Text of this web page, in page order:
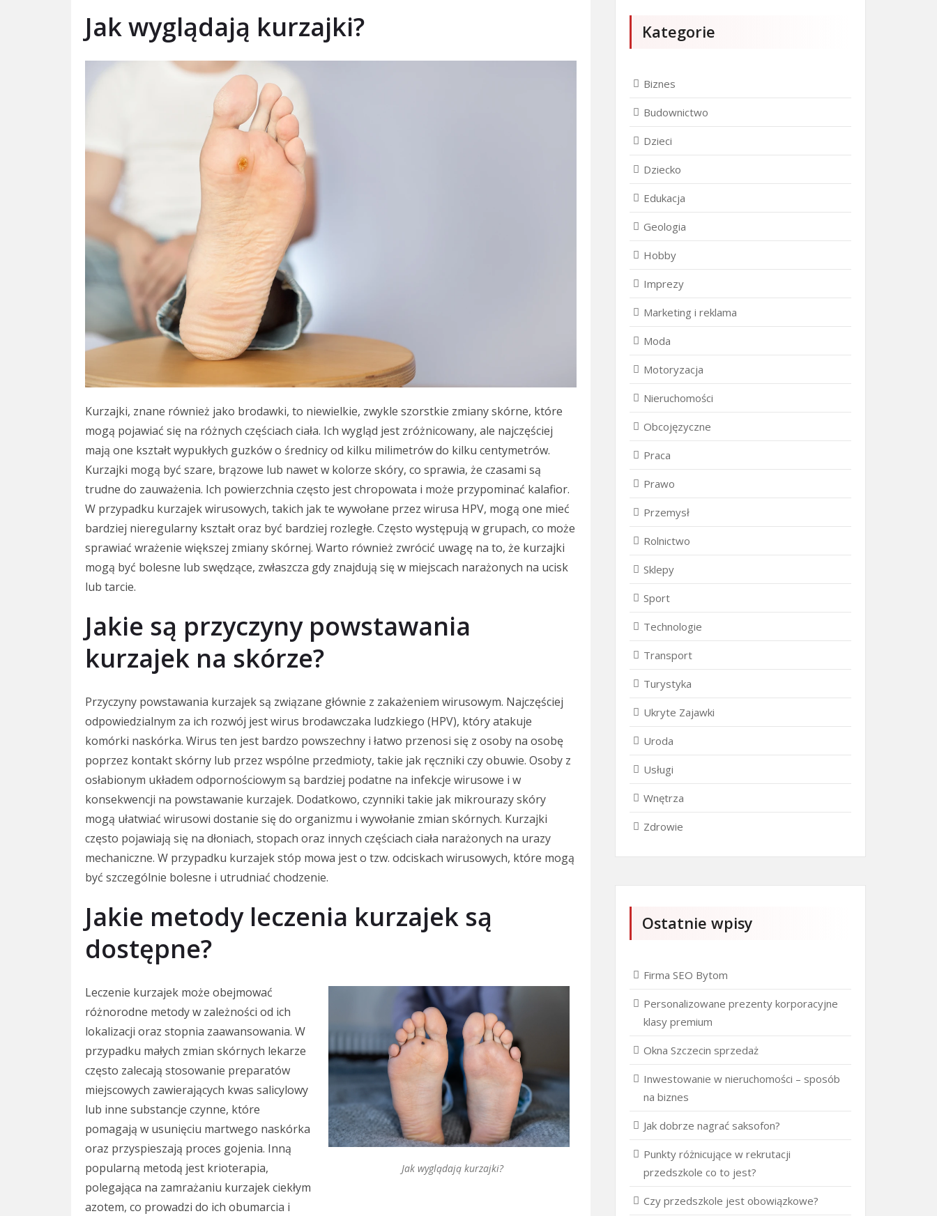
Jak wyglądają kurzajki?
Kurzajki, znane również jako brodawki, to niewielkie, zwykle szorstkie zmiany skórne, które
mogą pojawiać się na różnych częściach ciała. Ich wygląd jest zróżnicowany, ale najczęściej
mają one kształt wypukłych guzków o średnicy od kilku milimetrów do kilku centymetrów.
Kurzajki mogą być szare, brązowe lub nawet w kolorze skóry, co sprawia, że czasami są
trudne do zauważenia. Ich powierzchnia często jest chropowata i może przypominać kalafior.
W przypadku kurzajek wirusowych, takich jak te wywołane przez wirusa HPV, mogą one mieć
bardziej nieregularny kształt oraz być bardziej rozległe. Często występują w grupach, co może
sprawiać wrażenie większej zmiany skórnej. Warto również zwrócić uwagę na to, że kurzajki
mogą być bolesne lub swędzące, zwłaszcza gdy znajdują się w miejscach narażonych na ucisk
lub tarcie.
Jakie są przyczyny powstawania
kurzajek na skórze?
Przyczyny powstawania kurzajek są związane głównie z zakażeniem wirusowym. Najczęściej
odpowiedzialnym za ich rozwój jest wirus brodawczaka ludzkiego (HPV), który atakuje
komórki naskórka. Wirus ten jest bardzo powszechny i łatwo przenosi się z osoby na osobę
poprzez kontakt skórny lub przez wspólne przedmioty, takie jak ręczniki czy obuwie. Osoby z
osłabionym układem odpornościowym są bardziej podatne na infekcje wirusowe i w
konsekwencji na powstawanie kurzajek. Dodatkowo, czynniki takie jak mikrourazy skóry
mogą ułatwiać wirusowi dostanie się do organizmu i wywołanie zmian skórnych. Kurzajki
często pojawiają się na dłoniach, stopach oraz innych częściach ciała narażonych na urazy
mechaniczne. W przypadku kurzajek stóp mowa jest o tzw. odciskach wirusowych, które mogą
być szczególnie bolesne i utrudniać chodzenie.
Jakie metody leczenia kurzajek są
dostępne?
Jak wyglądają kurzajki?
Leczenie kurzajek może obejmować
różnorodne metody w zależności od ich
lokalizacji oraz stopnia zaawansowania. W
przypadku małych zmian skórnych lekarze
często zalecają stosowanie preparatów
miejscowych zawierających kwas salicylowy
lub inne substancje czynne, które
pomagają w usunięciu martwego naskórka
oraz przyspieszają proces gojenia. Inną
popularną metodą jest krioterapia,
polegająca na zamrażaniu kurzajek ciekłym
azotem, co prowadzi do ich obumarcia i
Kategorie
Biznes
Budownictwo
Dzieci
Dziecko
Edukacja
Geologia
Hobby
Imprezy
Marketing i reklama
Moda
Motoryzacja
Nieruchomości
Obcojęzyczne
Praca
Prawo
Przemysł
Rolnictwo
Sklepy
Sport
Technologie
Transport
Turystyka
Ukryte Zajawki
Uroda
Usługi
Wnętrza
Zdrowie
Ostatnie wpisy
Firma SEO Bytom
Personalizowane prezenty korporacyjne
klasy premium
Okna Szczecin sprzedaż
Inwestowanie w nieruchomości – sposób
na biznes
Jak dobrze nagrać saksofon?
Punkty różnicujące w rekrutacji
przedszkole co to jest?
Czy przedszkole jest obowiązkowe?